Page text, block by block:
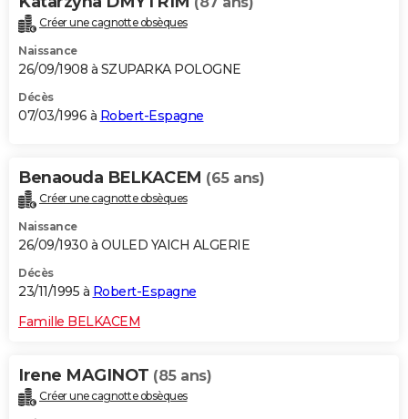
Créer une cagnotte obsèques
Naissance
26/09/1908 à SZUPARKA POLOGNE
Décès
07/03/1996 à Robert-Espagne
Benaouda BELKACEM (65 ans)
Créer une cagnotte obsèques
Naissance
26/09/1930 à OULED YAICH ALGERIE
Décès
23/11/1995 à Robert-Espagne
Famille BELKACEM
Irene MAGINOT (85 ans)
Créer une cagnotte obsèques